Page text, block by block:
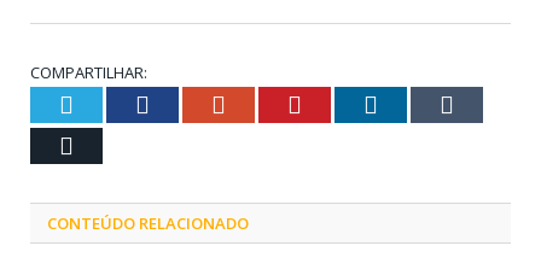
COMPARTILHAR:
Twitter Facebook Google+ Pinterest LinkedIn
CONTEÚDO RELACIONADO